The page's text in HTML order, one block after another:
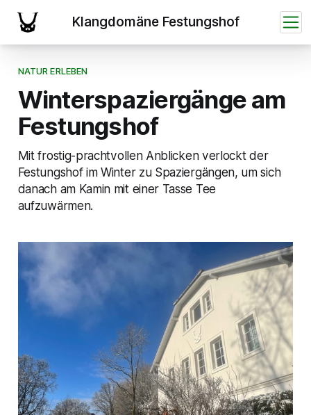
NATUR ERLEBEN
Winterspaziergänge am
Festungshof
Mit frostig-prachtvollen Anblicken verlockt der
Festungshof im Winter zu Spaziergängen, um sich
danach am Kamin mit einer Tasse Tee
aufzuwärmen.